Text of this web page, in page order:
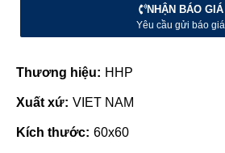
NHẬN BÁO GIÁ
Yêu cầu gửi báo giá
Thương hiệu: HHP
Xuất xứ: VIET NAM
Kích thước: 60x60